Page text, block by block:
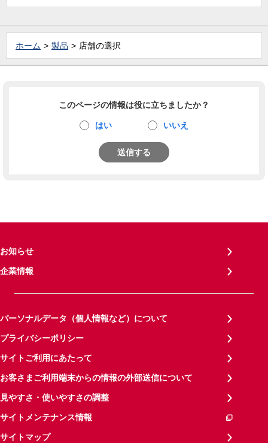
ホーム 製品 店舗の選択
このページの情報は役に立ちましたか？
はい いいえ
送信する
お知らせ
企業情報
パーソナルデータ（個人情報など）について
プライバシーポリシー
サイトご利用にあたって
お客さまご利用端末からの情報の外部送信について
見やすさ・使いやすさの調整
サイトメンテナンス情報
サイトマップ